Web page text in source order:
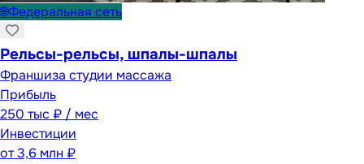
🌐Федеральная сеть
Рельсы-рельсы, шпалы-шпалы
Франшиза студии массажа
Прибыль
250 тыс ₽ / мес
Инвестиции
от3,6 млн ₽